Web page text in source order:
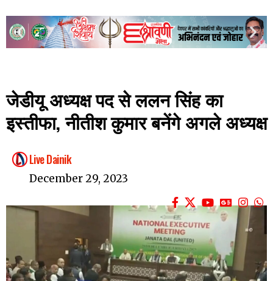
जेडीयू अध्यक्ष पद से ललन सिंह का
इस्तीफा, नीतीश कुमार बनेंगे अगले अध्यक्ष
Live Dainik
December 29, 2023